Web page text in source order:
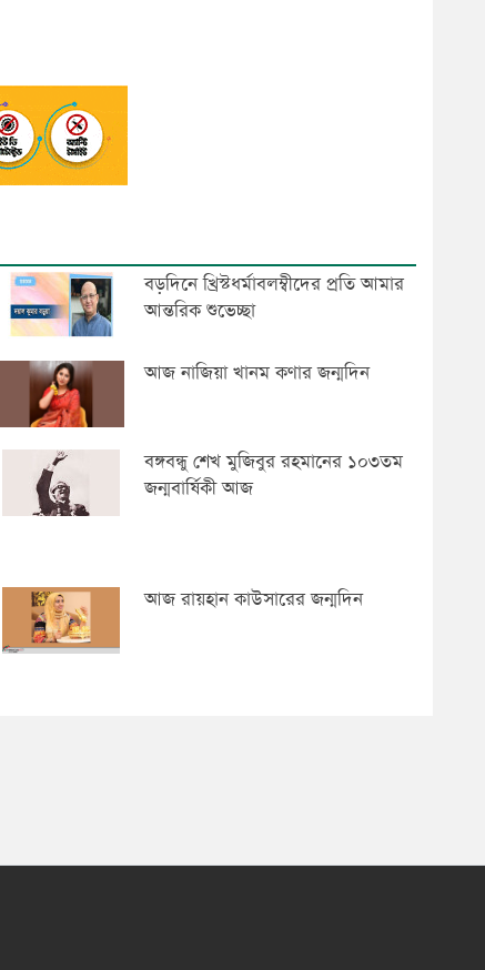
বড়দিনে খ্রিস্টধর্মাবলম্বীদের প্রতি আমার
আন্তরিক শুভেচ্ছা
আজ নাজিয়া খানম কণার জন্মদিন
বঙ্গবন্ধু শেখ মুজিবুর রহমানের ১০৩তম
জন্মবার্ষিকী আজ
আজ রায়হান কাউসারের জন্মদিন